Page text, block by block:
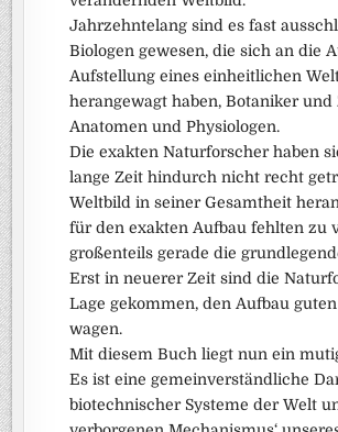
Jahrzehntelang sind es fast
Biologen gewesen, die sich an die
Aufstellung eines einheitlichen
herangewagt haben, Botaniker und
Anatomen und Physiologen.
Die exakten Naturforscher haben
lange Zeit hindurch nicht recht
Weltbild in seiner Gesamtheit
für den exakten Aufbau fehlten zu
großenteils gerade die
Erst in neuerer Zeit sind die
Lage gekommen, den Aufbau
wagen.
Mit diesem Buch liegt nun ein
Es ist eine gemeinverständliche
biotechnischer Systeme der Welt